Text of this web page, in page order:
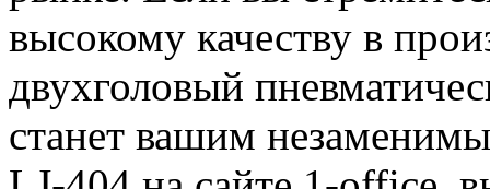
высокому качеству в
двухголовый
станет вашим